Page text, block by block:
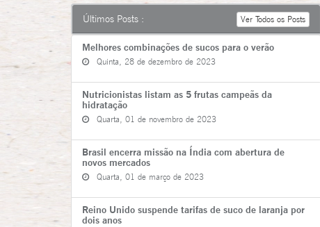
Últimos Posts : Ver Todos os Posts
Melhores combinações de sucos para o verão
Quinta, 28 de dezembro de 2023
Nutricionistas listam as 5 frutas campeãs da
hidratação
Quarta, 01 de novembro de 2023
Brasil encerra missão na Índia com abertura de
novos mercados
Quarta, 01 de março de 2023
Reino Unido suspende tarifas de suco de laranja por
dois anos